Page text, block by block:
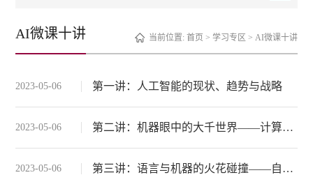
当前位置: 首页 > 学习专区 > AI微课十讲
AI微课十讲
2023-05-06 第一讲：人工智能的现状、趋势与战略
2023-05-06 第二讲：机器眼中的大千世界——计算机视觉
2023-05-06 第三讲：语言与机器的火花碰撞——自然语言处理